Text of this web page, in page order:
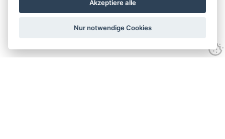
Akzeptiere alle
Nur notwendige Cookies